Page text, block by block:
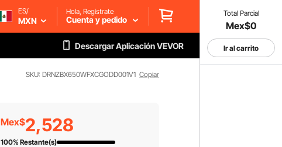
Total Parcial
Mex$0
Ir al carrito
ES/
MXN
Hola, Regístrate
Cuenta y pedido
Descargar Aplicación VEVOR
SKU: DRNZBX650WFXCGODD001V1 Copiar
Mex$2,528
100% Restante(s)